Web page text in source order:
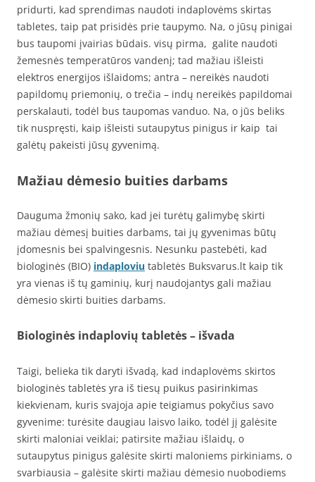
pridurti, kad sprendimas naudoti indaplovėms skirtas
tabletes, taip pat prisidės prie taupymo. Na, o jūsų pinigai
bus taupomi įvairias būdais. visų pirma, galite naudoti
žemesnės temperatūros vandenį; tad mažiau išleisti
elektros energijos išlaidoms; antra – nereikės naudoti
papildomų priemonių, o trečia – indų nereikės papildomai
perskalauti, todėl bus taupomas vanduo. Na, o jūs beliks
tik nuspręsti, kaip išleisti sutaupytus pinigus ir kaip tai
galėtų pakeisti jūsų gyvenimą.
Mažiau dėmesio buities darbams
Dauguma žmonių sako, kad jei turėtų galimybę skirti
mažiau dėmesį buities darbams, tai jų gyvenimas būtų
įdomesnis bei spalvingesnis. Nesunku pastebėti, kad
biologinės (BIO) indaploviu tabletės Buksvarus.lt kaip tik
yra vienas iš tų gaminių, kurį naudojantys gali mažiau
dėmesio skirti buities darbams.
Biologinės indaplovių tabletės – išvada
Taigi, belieka tik daryti išvadą, kad indaplovėms skirtos
biologinės tabletės yra iš tiesų puikus pasirinkimas
kiekvienam, kuris svajoja apie teigiamus pokyčius savo
gyvenime: turėsite daugiau laisvo laiko, todėl jį galėsite
skirti maloniai veiklai; patirsite mažiau išlaidų, o
sutaupytus pinigus galėsite skirti maloniems pirkiniams, o
svarbiausia – galėsite skirti mažiau dėmesio nuobodiems